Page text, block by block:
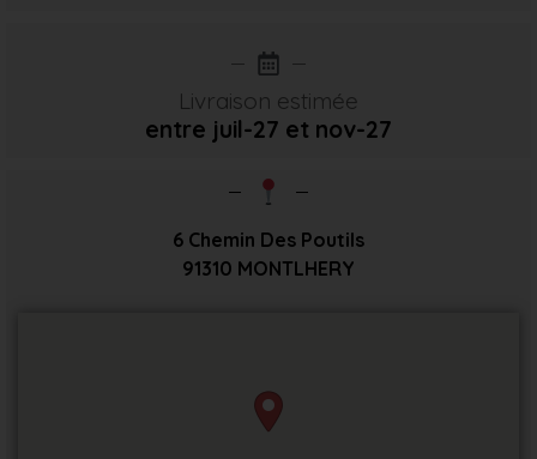
Livraison estimée
entre juil-27 et nov-27
6 Chemin Des Poutils
91310 MONTLHERY